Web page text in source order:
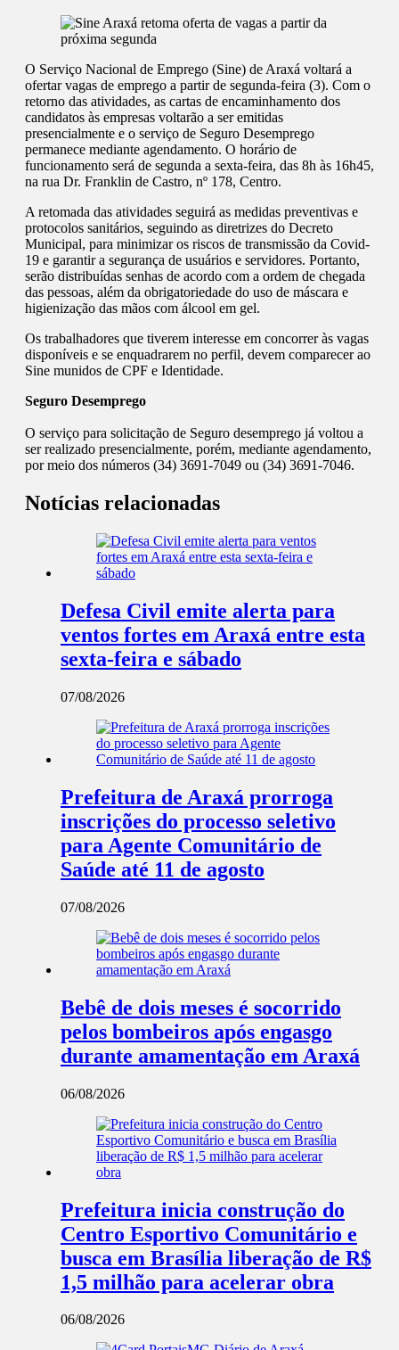
O Serviço Nacional de Emprego (Sine) de Araxá voltará a
ofertar vagas de emprego a partir de segunda-feira (3). Com o
retorno das atividades, as cartas de encaminhamento dos
candidatos às empresas voltarão a ser emitidas
presencialmente e o serviço de Seguro Desemprego
permanece mediante agendamento. O horário de
funcionamento será de segunda a sexta-feira, das 8h às 16h45,
na rua Dr. Franklin de Castro, nº 178, Centro.
A retomada das atividades seguirá as medidas preventivas e
protocolos sanitários, seguindo as diretrizes do Decreto
Municipal, para minimizar os riscos de transmissão da Covid-
19 e garantir a segurança de usuários e servidores. Portanto,
serão distribuídas senhas de acordo com a ordem de chegada
das pessoas, além da obrigatoriedade do uso de máscara e
higienização das mãos com álcool em gel.
Os trabalhadores que tiverem interesse em concorrer às vagas
disponíveis e se enquadrarem no perfil, devem comparecer ao
Sine munidos de CPF e Identidade.
Seguro Desemprego
O serviço para solicitação de Seguro desemprego já voltou a
ser realizado presencialmente, porém, mediante agendamento,
por meio dos números (34) 3691-7049 ou (34) 3691-7046.
Notícias relacionadas
Defesa Civil emite alerta para
ventos fortes em Araxá entre esta
sexta-feira e sábado
07/08/2026
Prefeitura de Araxá prorroga
inscrições do processo seletivo
para Agente Comunitário de
Saúde até 11 de agosto
07/08/2026
Bebê de dois meses é socorrido
pelos bombeiros após engasgo
durante amamentação em Araxá
06/08/2026
Prefeitura inicia construção do
Centro Esportivo Comunitário e
busca em Brasília liberação de R$
1,5 milhão para acelerar obra
06/08/2026